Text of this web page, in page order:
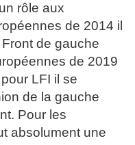
rôle aux
de 2014 il
de gauche
de 2019
LFI il se
de la gauche
Pour les
absolument une